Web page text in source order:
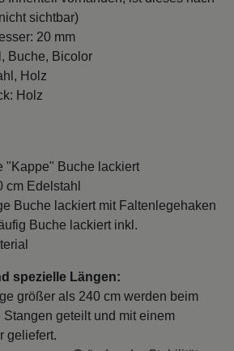
sichtbar)
20 mm
Buche, Bicolor
Holz
Holz
"Kappe" Buche lackiert
cm Edelstahl
Buche lackiert mit Faltenlegehaken
Buche lackiert inkl.
spezielle Längen:
größer als 240 cm werden beim
geteilt und mit einem
geliefert.